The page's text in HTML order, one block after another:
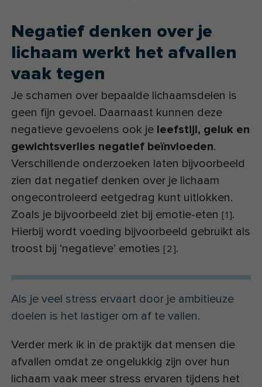
Negatief denken over je
lichaam werkt het afvallen
vaak tegen
Je schamen over bepaalde lichaamsdelen is
geen fijn gevoel. Daarnaast kunnen deze
negatieve gevoelens ook je leefstijl, geluk en
gewichtsverlies negatief beïnvloeden.
Verschillende onderzoeken laten bijvoorbeeld
zien dat negatief denken over je lichaam
ongecontroleerd eetgedrag kunt uitlokken.
Zoals je bijvoorbeeld ziet bij emotie-eten [1].
Hierbij wordt voeding bijvoorbeeld gebruikt als
troost bij ‘negatieve’ emoties [2].
Als je veel stress ervaart door je ambitieuze
doelen is het lastiger om af te vallen.
Verder merk ik in de praktijk dat mensen die
afvallen omdat ze ongelukkig zijn over hun
lichaam vaak meer stress ervaren tijdens het